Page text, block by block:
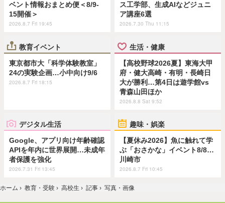
ベント情報おまとめ便＜8/9-
15開催＞
2026.8.7 Fri 19:45
ス工学部、生成AIなどジュニ
ア講座6選
2026.7.30 Thu 11:15
教育イベント
東京都市大「科学体験教室」
24の実験企画…小中向け9/6
2026.8.7 Fri 18:15
生活・健康
【高校野球2026夏】東海大甲
府・健大高崎・有明・長崎日
大が勝利…第4日は遊学館vs
青森山田ほか
2026.8.8 Sat 9:52
デジタル生活
Google、アプリ向け年齢確認
APIを年内に世界展開…未成年
者保護を強化
2026.7.31 Fri 13:45
趣味・娯楽
【夏休み2026】魚に触れて学
ぶ「おさかな」イベント8/8…
川崎市
2026.8.7 Fri 10:45
ホーム › 教育・受験 › 高校生 › 記事 › 写真・画像